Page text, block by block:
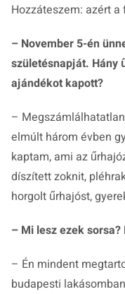
Hozzáteszem: azért
– November 5-én
születésnapját. Hány
ajándékot kapott?
–
elmúlt három évben
kaptam, ami az
díszített zoknit,
horgolt űrhajóst,
– Mi lesz ezek
– Én mindent
budapesti